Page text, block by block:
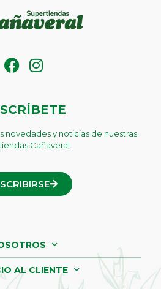
novedades y noticias de nuestras
Cañaveral.
AL CLIENTE